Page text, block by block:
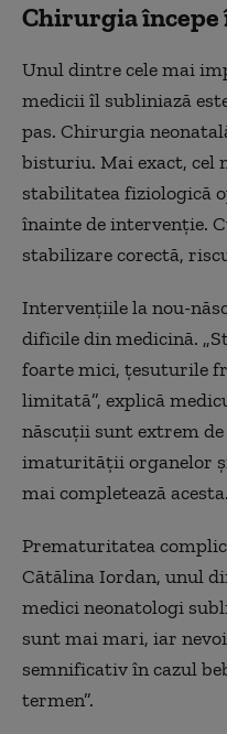
Chirurgia începe
Unul dintre cele mai
medicii îl subliniază
pas. Chirurgia
bisturiu. Mai exact, cel
stabilitatea fiziologică
înainte de intervenție.
stabilizare corectă,
Intervențiile la nou-
dificile din medicină.
foarte mici, țesuturile
limitată”, explică
născuții sunt extrem
imaturității organelor și
mai completează acesta.
Prematuritatea
Cătălina Iordan, unul
medici neonatologi
sunt mai mari, iar
semnificativ în cazul
termen”.